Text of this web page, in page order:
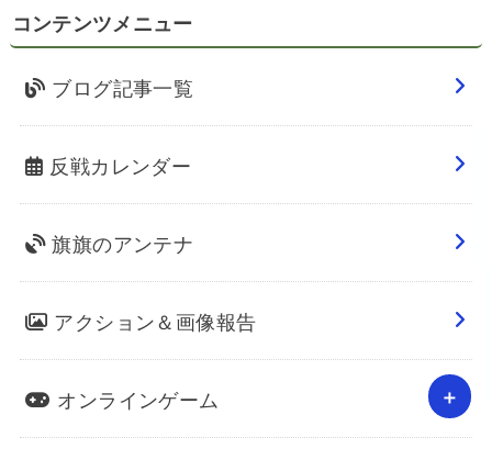
コンテンツメニュー
ブログ記事一覧
反戦カレンダー
旗旗のアンテナ
アクション＆画像報告
オンラインゲーム